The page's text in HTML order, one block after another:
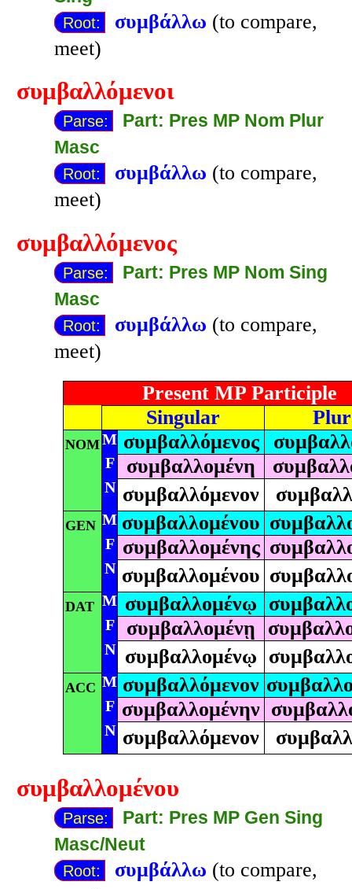
Root: συμβάλλω (to compare,
meet)
συμβαλλόμενοι
Parse:
Part: Pres MP Nom Plur
Masc
Root: συμβάλλω (to compare,
meet)
συμβαλλόμενος
Parse:
Part: Pres MP Nom Sing
Masc
Root: συμβάλλω (to compare,
meet)
Present MP Participle
Singular
NOMM συμβαλλόμενος
F συμβαλλομένη
N συμβαλλόμενον
GEN M συμβαλλομένου
F συμβαλλομένης
N συμβαλλομένου
DAT M συμβαλλομένῳ
F συμβαλλομένῃ
N συμβαλλομένῳ
ACC M συμβαλλόμενον
F συμβαλλομένην
N συμβαλλόμενον
συμβαλλομένου
Parse:
Part: Pres MP Gen Sing
Masc/Neut
Root: συμβάλλω (to compare,